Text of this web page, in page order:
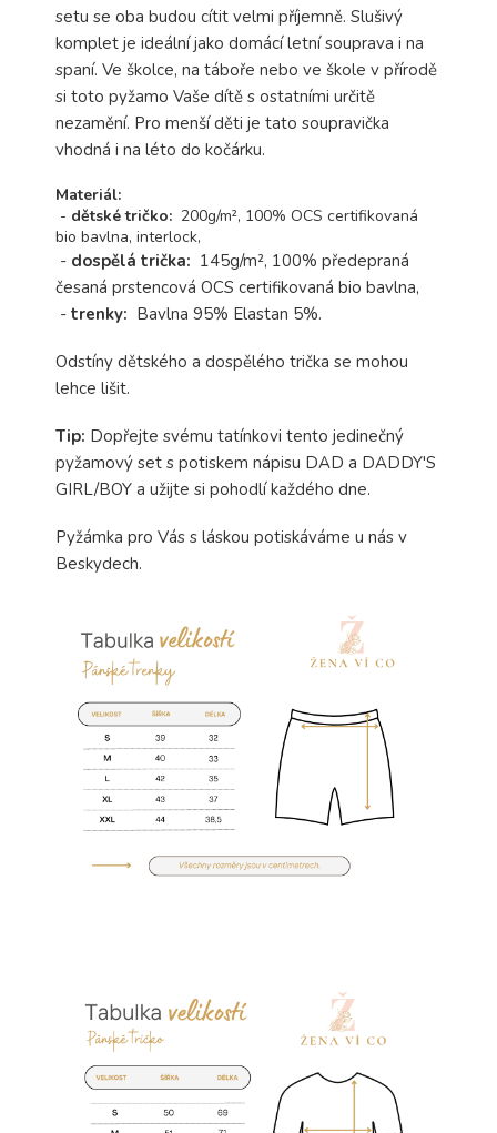
setu se oba budou cítit velmi příjemně. Slušivý
komplet je ideální jako domácí letní souprava i na
spaní. Ve školce, na táboře nebo ve škole v přírodě
si toto pyžamo Vaše dítě s ostatními určitě
nezamění. Pro menší děti je tato soupravička
vhodná i na léto do kočárku.
Materiál:
- dětské tričko: 200g/m², 100% OCS certifikovaná
bio bavlna, interlock,
- dospělá trička: 145g/m², 100% předepraná
česaná prstencová OCS certifikovaná bio bavlna,
- trenky: Bavlna 95% Elastan 5%.
Odstíny dětského a dospělého trička se mohou
lehce lišit.
Tip: Dopřejte svému tatínkovi tento jedinečný
pyžamový set s potiskem nápisu DAD a DADDY'S
GIRL/BOY a užijte si pohodlí každého dne.
Pyžámka pro Vás s láskou potiskáváme u nás v
Beskydech.